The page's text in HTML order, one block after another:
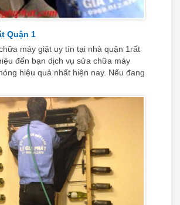
Quận 1
máy giặt uy tín tại nhà quận 1rất
đến bạn dịch vụ sửa chữa máy
hiệu quả nhất hiện nay. Nếu đang
giặt, hãy nhanh chóng cầm điện
ngay đến số Hotline của chúng tôi